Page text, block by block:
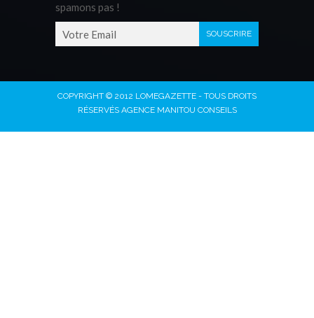
spamons pas !
COPYRIGHT © 2012 LOMEGAZETTE - TOUS DROITS
RÉSERVÉS AGENCE MANITOU CONSEILS